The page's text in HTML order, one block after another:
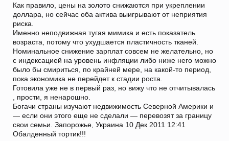
Как правило, цены на золото снижаются при укреплении
доллара, но сейчас оба актива выигрывают от неприятия
риска.
Именно неподвижная тугая мимика и есть показатель
возраста, потому что ухудшается пластичность тканей.
Номинальное снижение зарплат совсем не желательно, но
с индексацией на уровень инфляции либо ниже него можно
было бы смириться, по крайней мере, на какой-то период,
пока экономика не перейдет к стадии роста.
Готовила уже не в первый раз, но вижу что не отчитывалась
, прости, я ненарошно.
Богачи страны изучают недвижимость Северной Америки и
— если они этого еще не сделали — перевозят за границу
свои семьи. Запорожье, Украина 10 Дек 2011 12:41
Обалденный тортик!!!